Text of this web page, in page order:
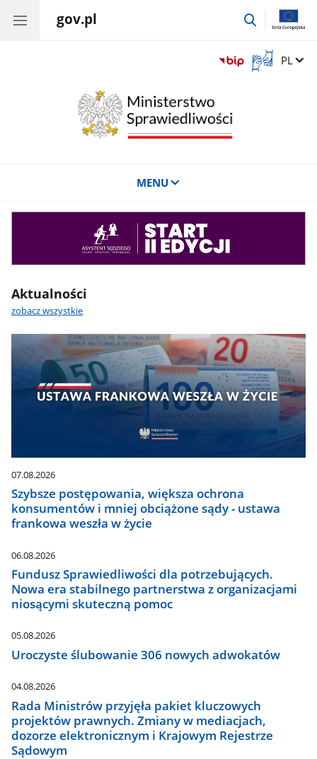
gov.pl
przejdź
Otwórz
okno
Zmień
PL
MENU
Aktualności
zobacz wszystkie
07.08.2026
Szybsze postępowania, większa ochrona
konsumentów i mniej obciążone sądy - ustawa
frankowa weszła w życie
06.08.2026
Fundusz Sprawiedliwości dla potrzebujących.
Nowa era stabilnego partnerstwa z organizacjami
niosącymi skuteczną pomoc
05.08.2026
Uroczyste ślubowanie 306 nowych adwokatów
04.08.2026
Rada Ministrów przyjęła pakiet kluczowych
projektów prawnych. Zmiany w mediacjach,
dozorze elektronicznym i Krajowym Rejestrze
Sądowym